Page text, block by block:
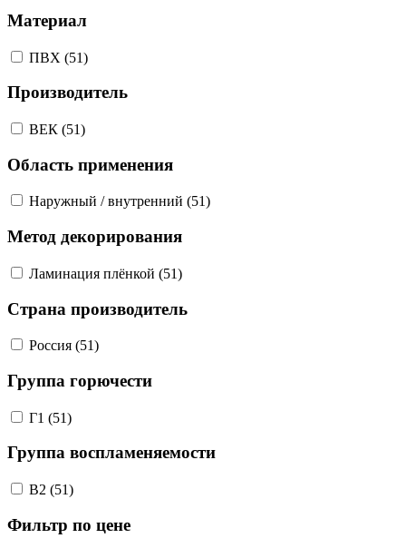
Материал
ПВХ (51)
Производитель
ВЕК (51)
Область применения
Наружный / внутренний (51)
Метод декорирования
Ламинация плёнкой (51)
Страна производитель
Россия (51)
Группа горючести
Г1 (51)
Группа воспламеняемости
В2 (51)
Фильтр по цене